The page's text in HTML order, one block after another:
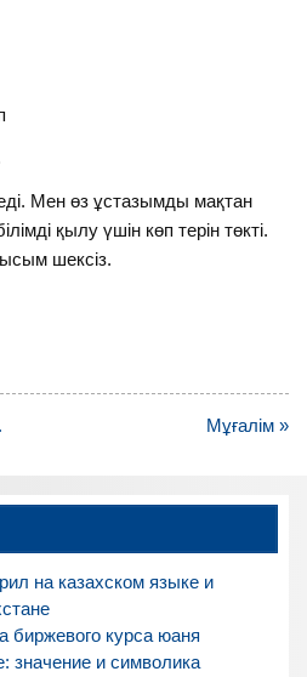
Мен өз ұстазымды мақтан
қылу үшін көп терін төкті.
шексіз.
Мұғалім »
на казахском языке и
биржевого курса юаня
значение и символика